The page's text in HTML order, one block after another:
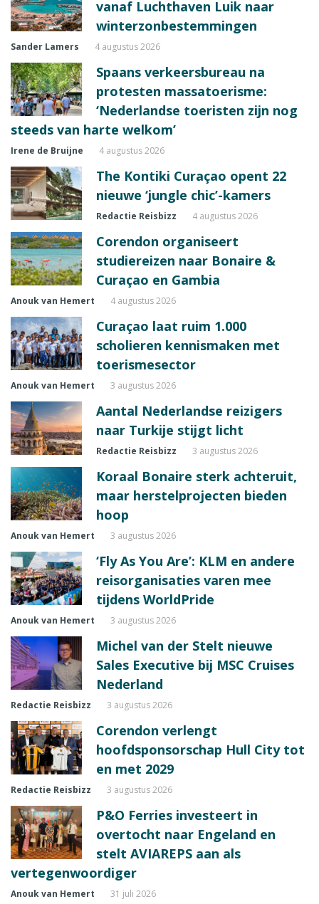
vanaf Luchthaven Luik naar
winterzonbestemmingen
Sander Lamers 4 augustus 2026
Spaans verkeersbureau na
protesten massatoerisme:
‘Nederlandse toeristen zijn nog
steeds van harte welkom’
Irene de Bruijne 4 augustus 2026
The Kontiki Curaçao opent 22
nieuwe ‘jungle chic’-kamers
Redactie Reisbizz 4 augustus 2026
Corendon organiseert
studiereizen naar Bonaire &
Curaçao en Gambia
Anouk van Hemert 4 augustus 2026
Curaçao laat ruim 1.000
scholieren kennismaken met
toerismesector
Anouk van Hemert 3 augustus 2026
Aantal Nederlandse reizigers
naar Turkije stijgt licht
Redactie Reisbizz 3 augustus 2026
Koraal Bonaire sterk achteruit,
maar herstelprojecten bieden
hoop
Anouk van Hemert 3 augustus 2026
‘Fly As You Are’: KLM en andere
reisorganisaties varen mee
tijdens WorldPride
Anouk van Hemert 3 augustus 2026
Michel van der Stelt nieuwe
Sales Executive bij MSC Cruises
Nederland
Redactie Reisbizz 3 augustus 2026
Corendon verlengt
hoofdsponsorschap Hull City tot
en met 2029
Redactie Reisbizz 3 augustus 2026
P&O Ferries investeert in
overtocht naar Engeland en
stelt AVIAREPS aan als
vertegenwoordiger
Anouk van Hemert 31 juli 2026